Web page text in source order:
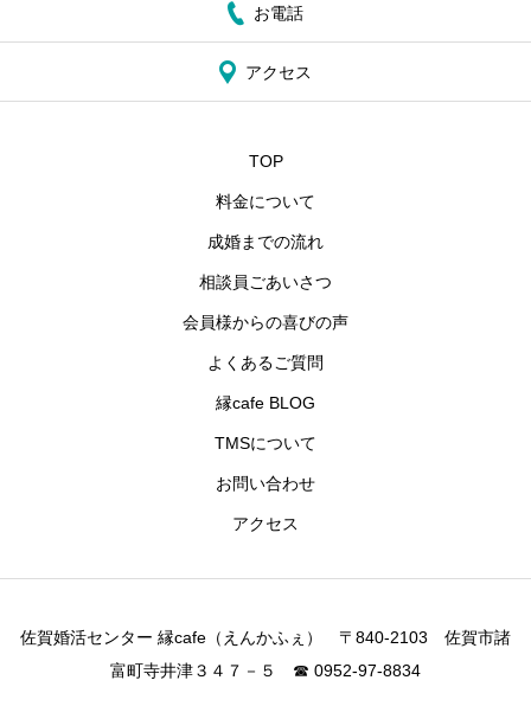
お電話
アクセス
TOP
料金について
成婚までの流れ
相談員ごあいさつ
会員様からの喜びの声
よくあるご質問
縁cafe BLOG
TMSについて
お問い合わせ
アクセス
佐賀婚活センター 縁cafe（えんかふぇ） 〒840-2103 佐賀市諸
富町寺井津３４７－５ ☎ 0952-97-8834